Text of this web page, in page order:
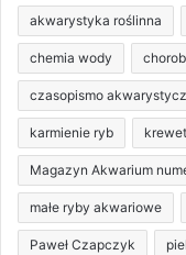
akwarystyka roślinna
chemia wody
czasopismo
karmienie ryb
Magazyn Akwarium
małe ryby akwariowe
Paweł Czapczyk